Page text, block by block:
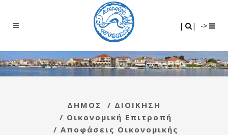
| | ->
ΔΗΜΟΣ / ΔΙΟΙΚΗΣΗ
/ Οικονομική Επιτροπή
/ Αποφάσεις Οικονομικής